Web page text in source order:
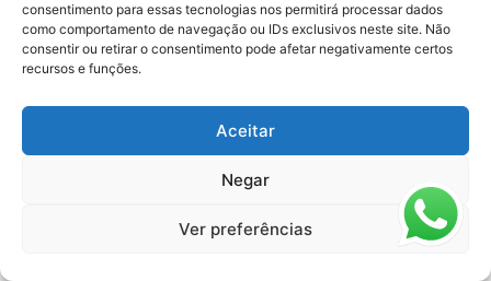
consentimento para essas tecnologias nos permitirá processar dados
como comportamento de navegação ou IDs exclusivos neste site. Não
consentir ou retirar o consentimento pode afetar negativamente certos
recursos e funções.
Aceitar
Negar
Ver preferências
Além disso, o processo é direcionado apenas à
análise da cobertura doneulastim, sem qualquer
impacto negativo no relacionamento contratual.
dentro de seu direito ao exigir o tratamento
adequado e que o plano de saúde deve respeitar
esse direito, independentemente da via utilizada